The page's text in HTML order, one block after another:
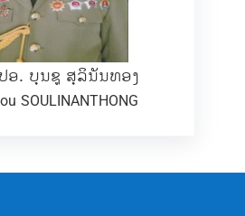
ອ. ບຸນຊູ ສຸລິນັນທອງ
SOULINANTHONG